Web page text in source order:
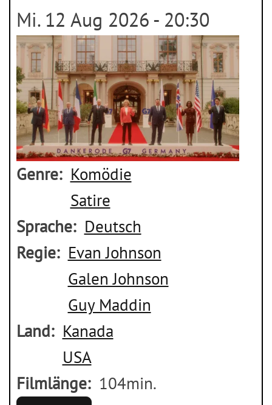
Mi. 12 Aug 2026 - 20:30
Genre
Komödie
Satire
Sprache
Deutsch
Regie
Evan Johnson
Galen Johnson
Guy Maddin
Land
Kanada
USA
Filmlänge
104min.